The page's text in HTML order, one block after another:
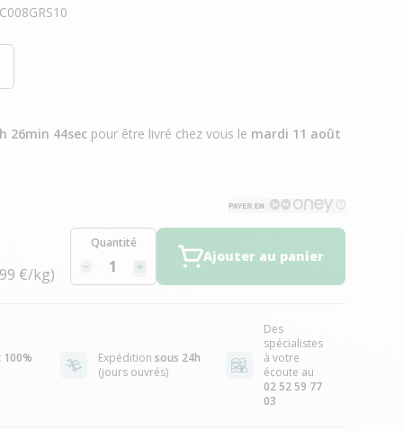
26min 43secpour être livré chez vous le mardi 11 août
€/kg)
Quantité
Ajouter au panier
100%
Expédition sous 24h
(jours ouvrés)
Des
spécialistes
à votre
écoute au
02 52 59 77
03